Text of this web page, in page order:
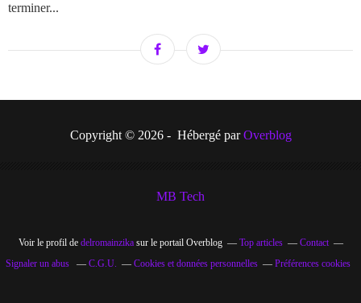
terminer...
Copyright © 2026 - Hébergé parOverblog
MB Tech
Voir le profil de delromainzikasur le portail Overblog Top articles
Contact
Signaler un abus
C.G.U. Cookies et données personnelles Préférences cookies